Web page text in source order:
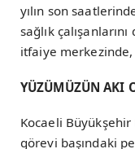
yılın son
sağlık
itfaiye merkezinde,
YÜZÜMÜZÜN AKI
Kocaeli Büyükşehir
görevi başındaki